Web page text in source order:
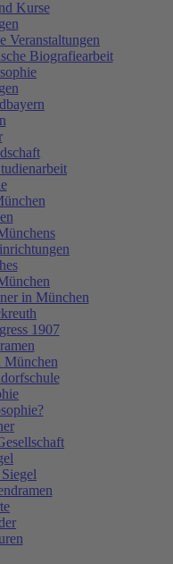
Kurse
Veranstaltungen
Biografiearbeit
in München
1907
München